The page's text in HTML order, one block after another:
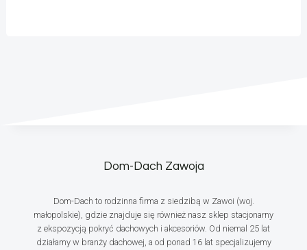
Dom-Dach Zawoja
Dom-Dach to rodzinna firma z siedzibą w Zawoi (woj.
małopolskie), gdzie znajduje się również nasz sklep stacjonarny
z ekspozycją pokryć dachowych i akcesoriów. Od niemal 25 lat
działamy w branży dachowej, a od ponad 16 lat specjalizujemy